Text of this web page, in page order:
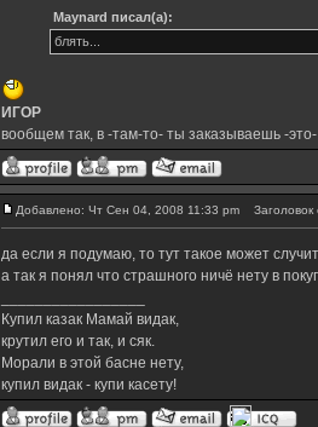
Maynard писал(а):
блять...
ИГОР
вообщем так, в -там-то- ты заказываешь -
Добавлено: Чт Сен 04, 2008 11:33 pm Заголовок
да если я подумаю, то тут такое может
а так я понял что страшного ничё нету в
Купил казак Мамай видак,
крутил его и так, и сяк.
Морали в этой басне нету,
купил видак - купи касету!